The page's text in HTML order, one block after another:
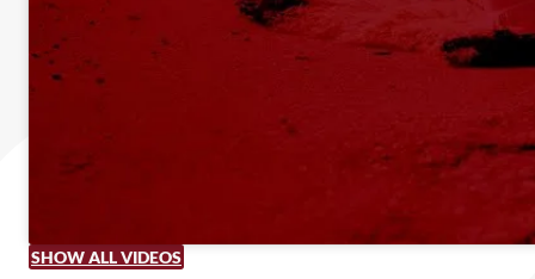
SHOW ALL VIDEOS